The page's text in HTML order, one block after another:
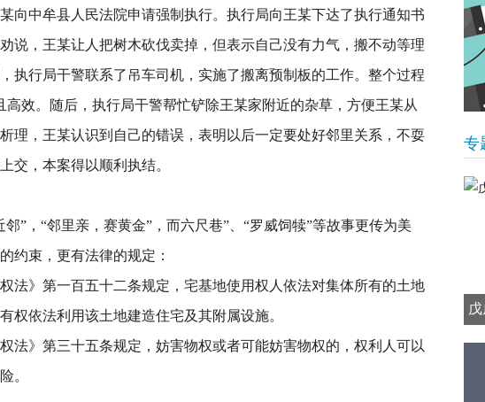
向中牟县人民法院申请强制执行。执行局向王某下达了执行通知书
说，王某让人把树木砍伐卖掉，但表示自己没有力气，搬不动等理
执行局干警联系了吊车司机，实施了搬离预制板的工作。整个过程
高效。随后，执行局干警帮忙铲除王某家附近的杂草，方便王某从
理，王某认识到自己的错误，表明以后一定要处好邻里关系，不耍
交，本案得以顺利执结。
”，“邻里亲，赛黄金”，而六尺巷”、“罗威饲犊”等故事更传为美
约束，更有法律的规定：
权法》第一百五十二条规定，宅基地使用权人依法对集体所有的土地
权依法利用该土地建造住宅及其附属设施。
权法》第三十五条规定，妨害物权或者可能妨害物权的，权利人可以
。
专